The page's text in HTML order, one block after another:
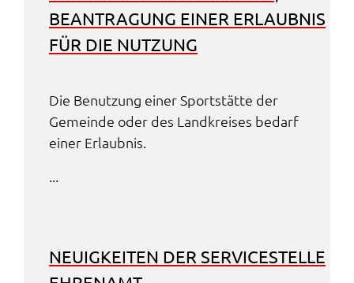
BEAN­TRA­GUNG EINER ERLAUB­NIS
FÜR DIE NUTZUNG
Die Benut­zung einer Sport­stät­te der
Gemein­de oder des Land­krei­ses bedarf
einer Erlaub­nis.
...
NEUIG­KEI­TEN DER SERVICE­STEL­LE